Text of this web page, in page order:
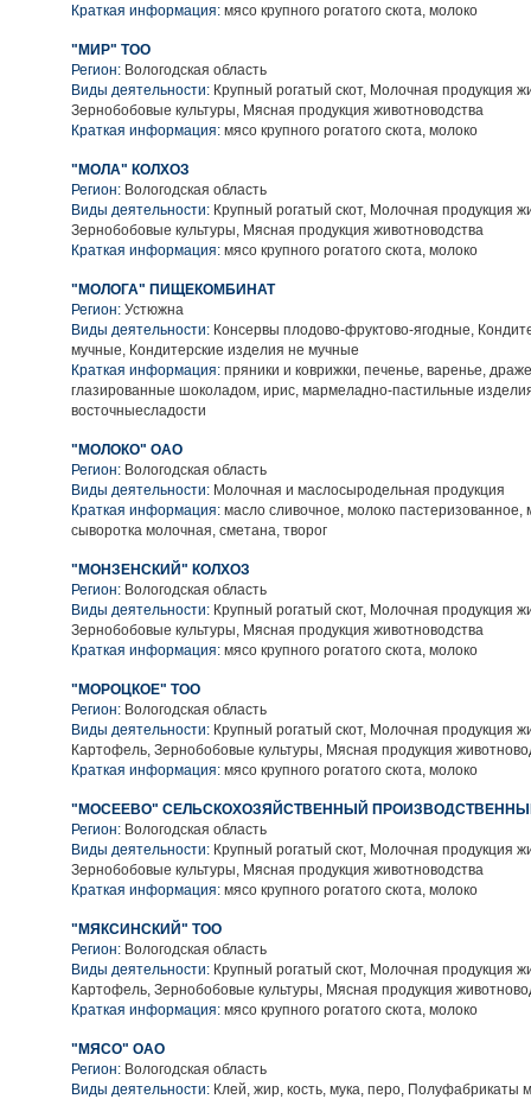
Краткая информация: мясо крупного рогатого скота, молоко
"МИР" ТОО
Регион: Вологодская область
Виды деятельности: Крупный рогатый скот, Молочная продукция
Зернобобовые культуры, Мясная продукция животноводства
Краткая информация: мясо крупного рогатого скота, молоко
"МОЛА" КОЛХОЗ
Регион: Вологодская область
Виды деятельности: Крупный рогатый скот, Молочная продукция
Зернобобовые культуры, Мясная продукция животноводства
Краткая информация: мясо крупного рогатого скота, молоко
"МОЛОГА" ПИЩЕКОМБИНАТ
Регион: Устюжна
Виды деятельности: Консервы плодово-фруктово-ягодные,
мучные, Кондитерские изделия не мучные
Краткая информация: пряники и коврижки, печенье, варенье,
глазированные шоколадом, ирис, мармеладно-пастильные
восточныесладости
"МОЛОКО" ОАО
Регион: Вологодская область
Виды деятельности: Молочная и маслосыродельная продукция
Краткая информация: масло сливочное, молоко пастеризованное,
сыворотка молочная, сметана, творог
"МОНЗЕНСКИЙ" КОЛХОЗ
Регион: Вологодская область
Виды деятельности: Крупный рогатый скот, Молочная продукция
Зернобобовые культуры, Мясная продукция животноводства
Краткая информация: мясо крупного рогатого скота, молоко
"МОРОЦКОЕ" ТОО
Регион: Вологодская область
Виды деятельности: Крупный рогатый скот, Молочная продукция
Картофель, Зернобобовые культуры, Мясная продукция
Краткая информация: мясо крупного рогатого скота, молоко
"МОСЕЕВО" СЕЛЬСКОХОЗЯЙСТВЕННЫЙ
Регион: Вологодская область
Виды деятельности: Крупный рогатый скот, Молочная продукция
Зернобобовые культуры, Мясная продукция животноводства
Краткая информация: мясо крупного рогатого скота, молоко
"МЯКСИНСКИЙ" ТОО
Регион: Вологодская область
Виды деятельности: Крупный рогатый скот, Молочная продукция
Картофель, Зернобобовые культуры, Мясная продукция
Краткая информация: мясо крупного рогатого скота, молоко
"МЯСО" ОАО
Регион: Вологодская область
Виды деятельности: Клей, жир, кость, мука, перо,